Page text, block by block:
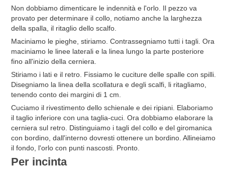
Non dobbiamo dimenticare le indennità e l'orlo. Il pezzo va
provato per determinare il collo, notiamo anche la larghezza
della spalla, il ritaglio dello scalfo.
Maciniamo le pieghe, stiriamo. Contrassegniamo tutti i tagli. Ora
maciniamo le linee laterali e la linea lungo la parte posteriore
fino all'inizio della cerniera.
Stiriamo i lati e il retro. Fissiamo le cuciture delle spalle con spilli.
Disegniamo la linea della scollatura e degli scalfi, li ritagliamo,
tenendo conto dei margini di 1 cm.
Cuciamo il rivestimento dello schienale e dei ripiani. Elaboriamo
il taglio inferiore con una taglia-cuci. Ora dobbiamo elaborare la
cerniera sul retro. Distinguiamo i tagli del collo e del giromanica
con bordino, dall'interno dovresti ottenere un bordino. Allineiamo
il fondo, l'orlo con punti nascosti. Pronto.
Per incinta